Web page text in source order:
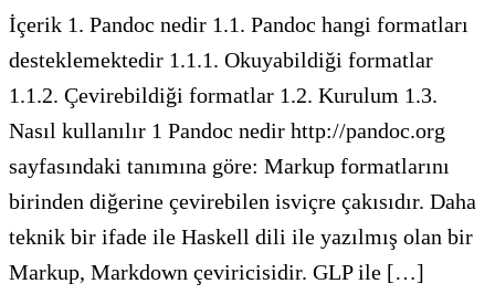
İçerik 1. Pandoc nedir 1.1. Pandoc hangi formatları
desteklemektedir 1.1.1. Okuyabildiği formatlar
1.1.2. Çevirebildiği formatlar 1.2. Kurulum 1.3.
Nasıl kullanılır 1 Pandoc nedir http://pandoc.org
sayfasındaki tanımına göre: Markup formatlarını
birinden diğerine çevirebilen isviçre çakısıdır. Daha
teknik bir ifade ile Haskell dili ile yazılmış olan bir
Markup, Markdown çeviricisidir. GLP ile […]